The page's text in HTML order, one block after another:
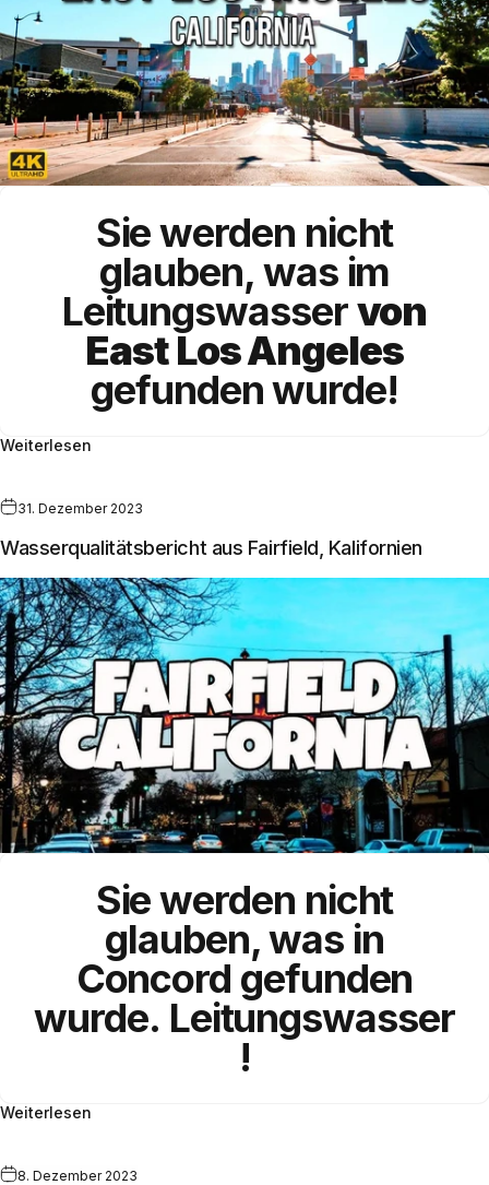
Sie werden nicht
glauben, was im
Leitungswasservon
East Los Angeles
gefunden wurde!
Weiterlesen
31. Dezember 2023
Wasserqualitätsbericht aus Fairfield, Kalifornien
Sie werden nicht
glauben, was in
Concord gefunden
wurde. Leitungswasser
!
Weiterlesen
8. Dezember 2023